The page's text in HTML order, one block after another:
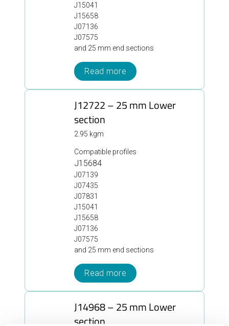
J15041
J15658
J07136
J07575
and 25 mm end sections
Read more
J12722 – 25 mm Lower
section
2.95 kgm
Compatible profiles
J15684
J07139
J07435
J07831
J15041
J15658
J07136
J07575
and 25 mm end sections
Read more
J14968 – 25 mm Lower
section